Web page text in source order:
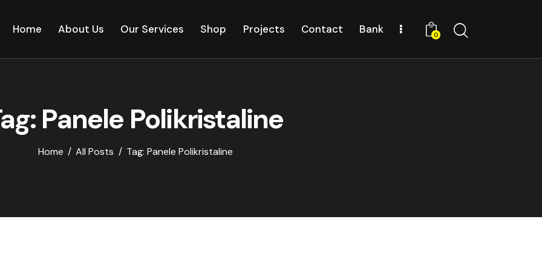
Home About Us Our Services Shop Projects Contact Bank 0
Panele Polikristaline
Home All Posts Tag: Panele Polikristaline